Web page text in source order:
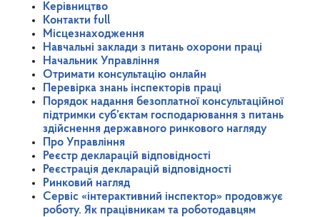
Керівництво
Контакти full
Місцезнаходження
Навчальні заклади з питань охорони праці
Начальник Управління
Отримати консультацію онлайн
Перевірка знань інспекторів праці
Порядок надання безоплатної консультаційної
підтримки суб’єктам господарювання з питань
здійснення державного ринкового нагляду
Про Управління
Реєстр декларацій відповідності
Реєстрація декларацій відповідності
Ринковий нагляд
Сервіс «інтерактивний інспектор» продовжує
роботу. Як працівникам та роботодавцям